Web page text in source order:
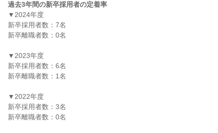
過去3年間の新卒採用者の定着率
▼2024年度
新卒採用者数：7名
新卒離職者数：0名
▼2023年度
新卒採用者数：6名
新卒離職者数：1名
▼2022年度
新卒採用者数：3名
新卒離職者数：0名